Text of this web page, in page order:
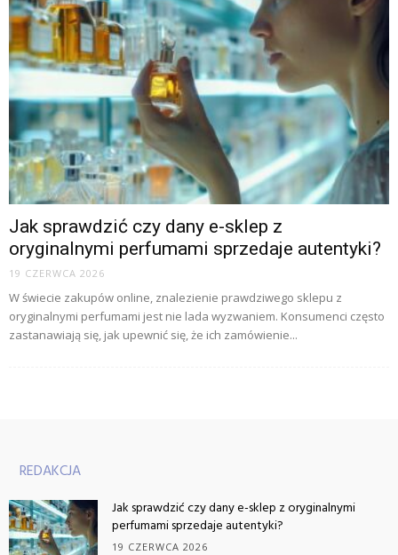
Jak sprawdzić czy dany e-sklep z
oryginalnymi perfumami sprzedaje autentyki?
19 CZERWCA 2026
W świecie zakupów online, znalezienie prawdziwego sklepu z
oryginalnymi perfumami jest nie lada wyzwaniem. Konsumenci często
zastanawiają się, jak upewnić się, że ich zamówienie...
REDAKCJA
Jak sprawdzić czy dany e-sklep z oryginalnymi
perfumami sprzedaje autentyki?
19 CZERWCA 2026